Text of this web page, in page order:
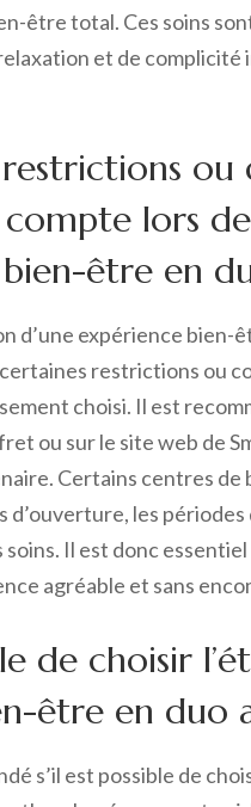
être total. Ces soins
et de complicité
ou
lors
être en
d’une expérience bien-
restrictions ou
choisi. Il est
ou sur le site web de
Certains centres
d’ouverture, les
soins. Il est donc
agréable et sans
de choisir
être en duo
s’il est possible de